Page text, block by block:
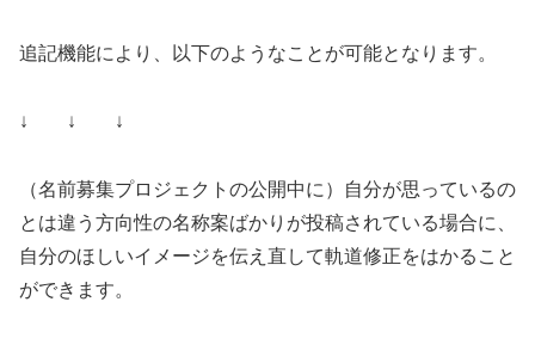
追記機能により、以下のようなことが可能となります。
↓ ↓ ↓
（名前募集プロジェクトの公開中に）自分が思っているの
とは違う方向性の名称案ばかりが投稿されている場合に、
自分のほしいイメージを伝え直して軌道修正をはかること
ができます。